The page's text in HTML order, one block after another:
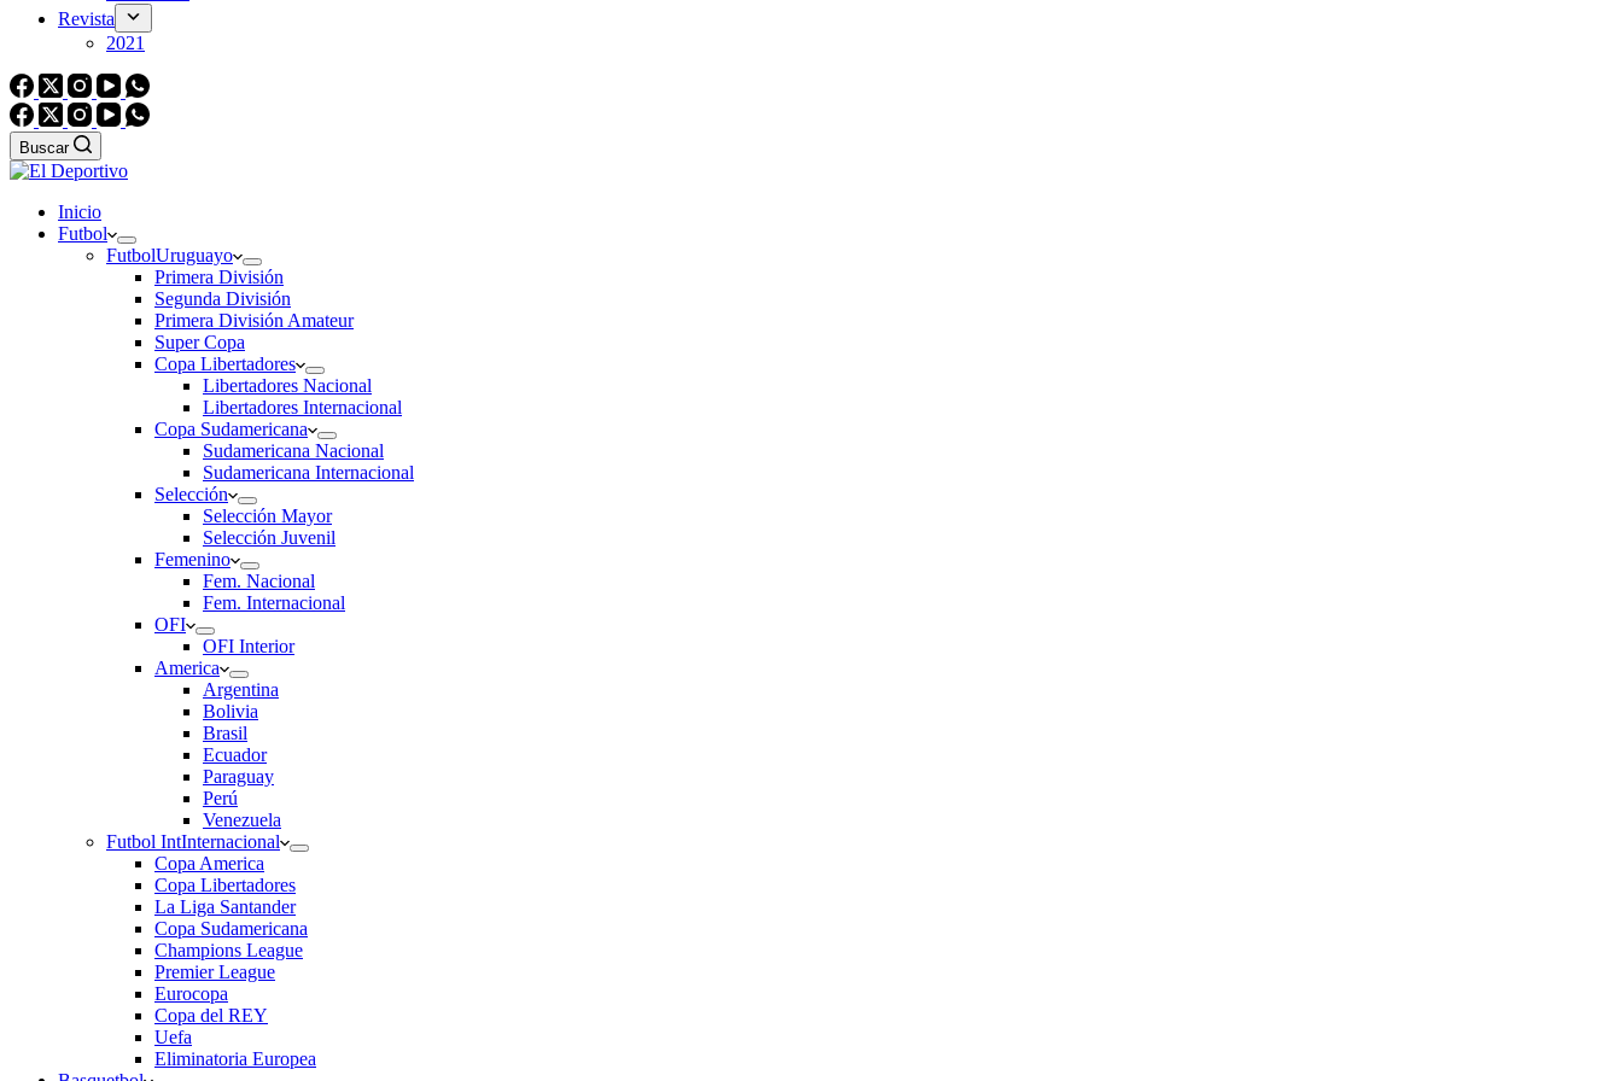
Revista
2021
Buscar
Inicio
Futbol
FutbolUruguayo
Primera División
Segunda División
Primera División Amateur
Super Copa
Copa Libertadores
Libertadores Nacional
Libertadores Internacional
Copa Sudamericana
Sudamericana Nacional
Sudamericana Internacional
Selección
Selección Mayor
Selección Juvenil
Femenino
Fem. Nacional
Fem. Internacional
OFI
OFI Interior
America
Argentina
Bolivia
Brasil
Ecuador
Paraguay
Perú
Venezuela
Futbol IntInternacional
Copa America
Copa Libertadores
La Liga Santander
Copa Sudamericana
Champions League
Premier League
Eurocopa
Copa del REY
Uefa
Eliminatoria Europea